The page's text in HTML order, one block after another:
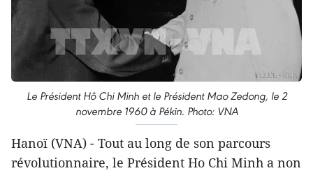
Le Président Hô Chi Minh et le Président Mao Zedong, le 2
novembre 1960 à Pékin. Photo: VNA
Hanoï (VNA) - Tout au long de son parcours
révolutionnaire, le Président Ho Chi Minh a non